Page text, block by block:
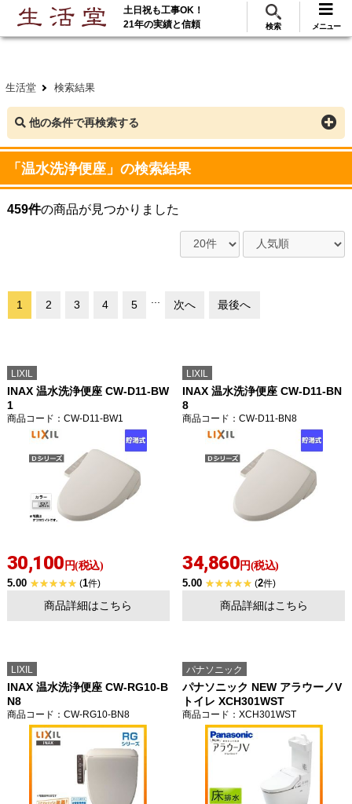
ご利用 288万･工事実績117万件! 無料見積
土日祝も工事OK！
21年の実績と信頼
検索 メニュー
生活堂 検索結果
他の条件で再検索する
「温水洗浄便座」の検索結果
459件の商品が見つかりました
1 2 3 4 5 ... 次へ 最後へ
LIXIL
INAX 温水洗浄便座 CW-D11-BW
1
商品コード ：CW-D11-BW1
30,100 円(税込)
5.00 (1件)
商品詳細はこちら
LIXIL
INAX 温水洗浄便座 CW-D11-BN
8
商品コード ：CW-D11-BN8
34,860円(税込)
5.00 (2件)
商品詳細はこちら
LIXIL
INAX 温水洗浄便座 CW-RG10-B
N8
商品コード ：CW-RG10-BN8
パナソニック
パナソニック NEW アラウーノV
トイレ XCH301WST
商品コード ：XCH301WST